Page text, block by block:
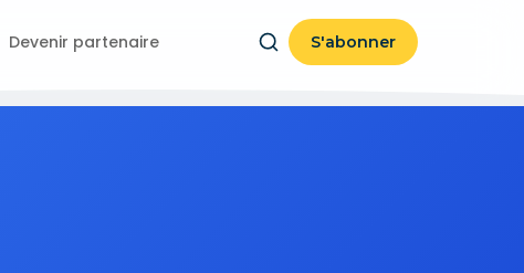
Devenir partenaire S'abonner